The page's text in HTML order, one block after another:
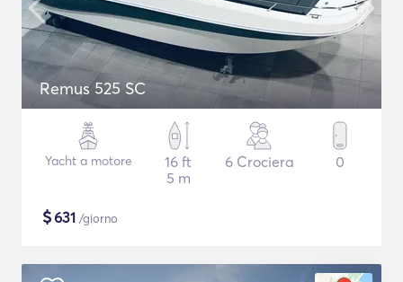
Remus 525 SC
Yacht a motore
16 ft
5 m
6 Crociera 0
$631 /giorno